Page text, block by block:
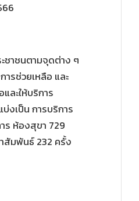
ชาชนตามจุดต่าง ๆ
ารช่วยเหลือ และ
ละให้บริการ
งเป็น การบริการ
ร ห้องสุขา 729
สัมพันธ์ 232 ครั้ง